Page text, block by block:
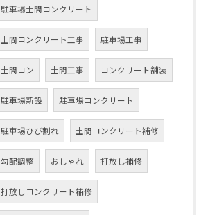
駐車場土間コンクリート
土間コンクリート工事 駐車場工事
土間コン 土間工事 コンクリート舗装
駐車場新設 駐車場コンクリート
駐車場ひび割れ 土間コンクリート補修
勾配調整 おしゃれ 打放し補修
打放しコンクリート補修